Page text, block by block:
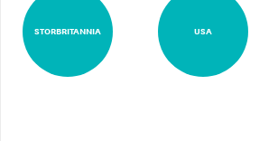
STORBRITANNIA USA